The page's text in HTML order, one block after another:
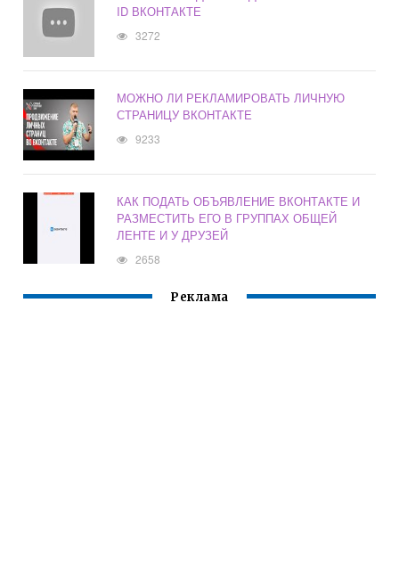
ID ВКОНТАКТЕ
3272
МОЖНО ЛИ РЕКЛАМИРОВАТЬ ЛИЧНУЮ
СТРАНИЦУ ВКОНТАКТЕ
9233
КАК ПОДАТЬ ОБЪЯВЛЕНИЕ ВКОНТАКТЕ И
РАЗМЕСТИТЬ ЕГО В ГРУППАХ ОБЩЕЙ
ЛЕНТЕ И У ДРУЗЕЙ
2658
Реклама